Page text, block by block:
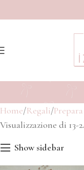
Home Regali
Visualizzazione di 13-
Show sidebar